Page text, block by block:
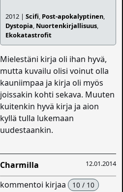
2012 |Scifi, Post-apokalyptinen,
Dystopia, Nuortenkirjallisuus,
Ekokatastrofit
Mielestäni kirja oli ihan hyvä,
mutta kuvailu olisi voinut olla
kauniimpaa ja kirja oli myös
joissakin kohti sekava. Muuten
kuitenkin hyvä kirja ja aion
kyllä tulla lukemaan
uudestaankin.
12.01.2014
Charmilla
kommentoi kirjaa 10 / 10